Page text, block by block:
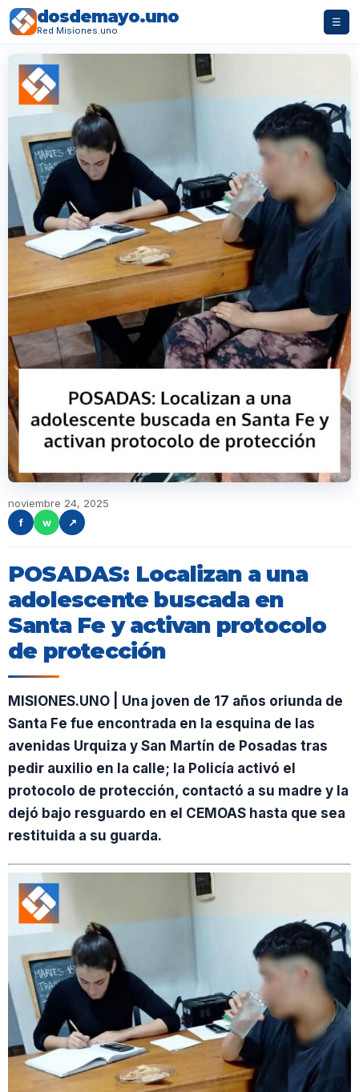
dosdemayo.uno
Red Misiones.uno
☰
noviembre 24, 2025
f
w ↗
POSADAS: Localizan a una
adolescente buscada en
Santa Fe y activan protocolo
de protección
MISIONES.UNO | Una joven de 17 años oriunda de
Santa Fe fue encontrada en la esquina de las
avenidas Urquiza y San Martín de Posadas tras
pedir auxilio en la calle; la Policía activó el
protocolo de protección, contactó a su madre y la
dejó bajo resguardo en el CEMOAS hasta que sea
restituida a su guarda.